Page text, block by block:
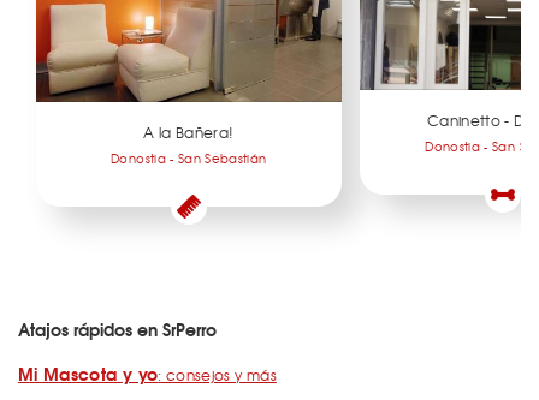
A la Bañera!
Donostia - San Sebastián
Caninetto -
Donostia - San
Atajos rápidos en SrPerro
Mi Mascota y yo: consejos y más